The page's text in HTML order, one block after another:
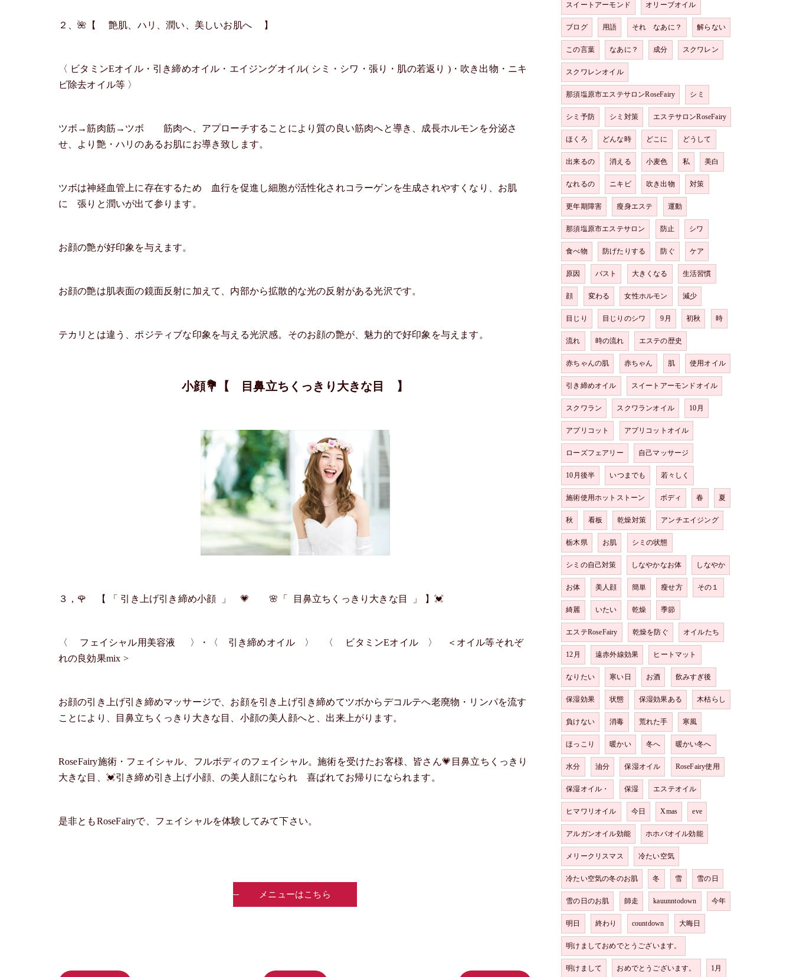
２、🌺【 艶肌、ハリ、潤い、美しいお肌へ 】
〈 ビタミンEオイル・引き締めオイル・エイジングオイル( シミ・シワ・張り・肌の若返り )・吹き出物・ニキ
ビ除去オイル等 〉
ツボ→筋肉筋→ツボ 筋肉へ、アプローチすることにより質の良い筋肉へと導き、成長ホルモンを分泌さ
せ、より艶・ハリのあるお肌にお導き致します。
ツボは神経血管上に存在するため 血行を促進し細胞が活性化されコラーゲンを生成されやすくなり、お肌
に 張りと潤いが出て参ります。
お顔の艶が好印象を与えます。
お顔の艶は肌表面の鏡面反射に加えて、内部から拡散的な光の反射がある光沢です。
テカリとは違う、ポジティブな印象を与える光沢感。そのお顔の艶が、魅力的で好印象を与えます。
小顔💐【 目鼻立ちくっきり大きな目 】
３，🌹 【 「 引き上げ引き締め小顔 」 💗 🌸「 目鼻立ちくっきり大きな目 」 】💓
〈 フェイシャル用美容液 〉・〈 引き締めオイル 〉 〈 ビタミンEオイル 〉 ＜オイル等それぞ
れの良効果mix >
お顔の引き上げ引き締めマッサージで、お顔を引き上げ引き締めてツボからデコルテへ老廃物・リンパを流す
ことにより、目鼻立ちくっきり大きな目、小顔の美人顔へと、出来上がります。
RoseFairy施術・フェイシャル、フルボディのフェイシャル。施術を受けたお客様、皆さん💗目鼻立ちくっきり
大きな目、💓引き締め引き上げ小顔、の美人顔になられ 喜ばれてお帰りになられます。
是非ともRoseFairyで、フェイシャルを体験してみて下さい。
メニューはこちら
スイートアーモンド オリーブオイル
ブログ 用語 それ なあに？ 解らない
この言葉 なあに？ 成分 スクワレン
スクワレンオイル
那須塩原市エステサロンRoseFairy シミ
シミ予防 シミ対策 エステサロンRoseFairy
ほくろ どんな時 どこに どうして
出来るの 消える 小麦色 私 美白
なれるの ニキビ 吹き出物 対策
更年期障害 瘦身エステ 運動
那須塩原市エステサロン 防止 シワ
食べ物 防げたりする 防ぐ ケア
原因 バスト 大きくなる 生活習慣
顔 変わる 女性ホルモン 減少
目じり 目じりのシワ 9月 初秋 時
流れ 時の流れ エステの歴史
赤ちゃんの肌 赤ちゃん 肌 使用オイル
引き締めオイル スイートアーモンドオイル
スクワラン スクワランオイル 10月
アプリコット アプリコットオイル
ローズフェアリー 自己マッサージ
10月後半 いつまでも 若々しく
施術使用ホットストーン ボディ 春 夏
秋 看板 乾燥対策 アンチエイジング
栃木県 お肌 シミの状態
シミの自己対策 しなやかなお体 しなやか
お体 美人顔 簡単 瘦せ方 その１
綺麗 いたい 乾燥 季節
エステRoseFairy 乾燥を防ぐ オイルたち
12月 遠赤外線効果 ヒートマット
なりたい 寒い日 お酒 飲みすぎ後
保湿効果 状態 保湿効果ある 木枯らし
負けない 消毒 荒れた手 寒風
ほっこり 暖かい 冬へ 暖かい冬へ
水分 油分 保湿オイル RoseFairy使用
保湿オイル・ 保湿 エステオイル
ヒマワリオイル 今日 Xmas eve
アルガンオイル効能 ホホバオイル効能
メリークリスマス 冷たい空気
冷たい空気の冬のお肌 冬 雪 雪の日
雪の日のお肌 師走 kauunntodown 今年
明日 終わり countdown 大晦日
明けましておめでとうございます。
明けまして おめでとうございます。 1月